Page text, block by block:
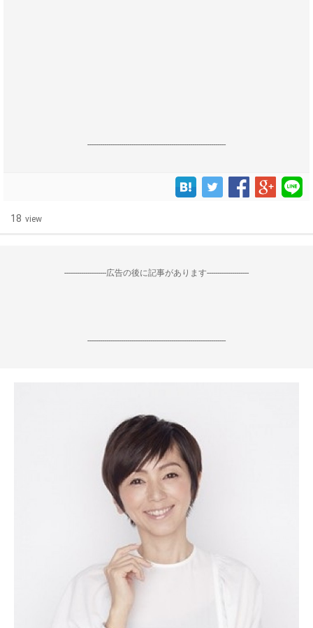
------------------------------------------------------------------
18 view
--------------------広告の後に記事があります--------------------
------------------------------------------------------------------